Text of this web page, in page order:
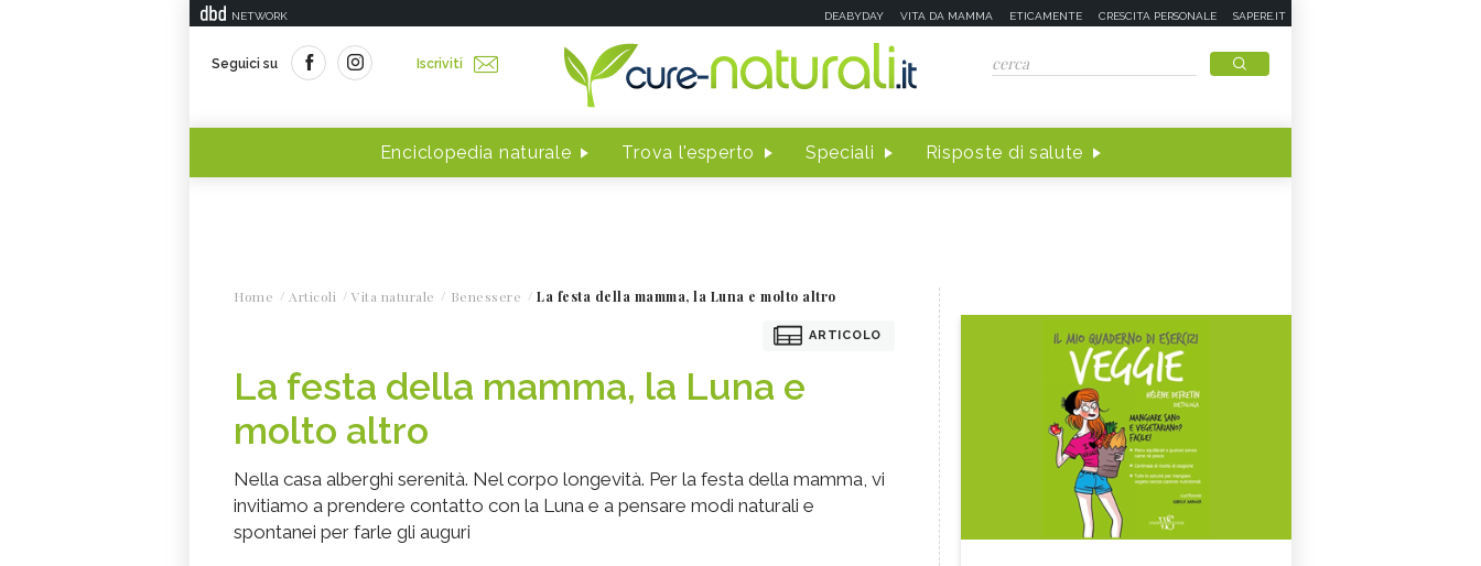
NETWORK DEABYDAY VITA DA MAMMA ETICAMENTE CRESCITA PERSONALE SAPERE.IT
Seguici su Iscriviti
Enciclopedia naturale Trova l'esperto Speciali Risposte di salute
Home Articoli Vita naturale Benessere La festa della mamma, la Luna e molto altro
ARTICOLO
La festa della mamma, la Luna e
molto altro
Nella casa alberghi serenità. Nel corpo longevità. Per la festa della mamma, vi
invitiamo a prendere contatto con la Luna e a pensare modi naturali e
spontanei per farle gli auguri